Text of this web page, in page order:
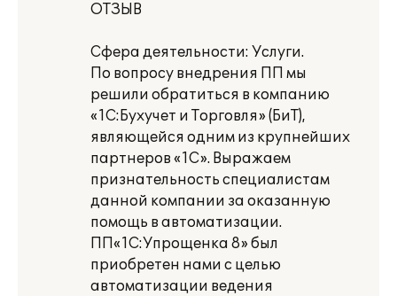
ОТЗЫВ
Сфера деятельности: Услуги.
По вопросу внедрения ПП мы
решили обратиться в компанию
«1С:Бухучет и Торговля» (БиТ),
являющейся одним из крупнейших
партнеров «1С». Выражаем
признательность специалистам
данной компании за оказанную
помощь в автоматизации.
ПП«1С:Упрощенка 8» был
приобретен нами с целью
автоматизации ведения